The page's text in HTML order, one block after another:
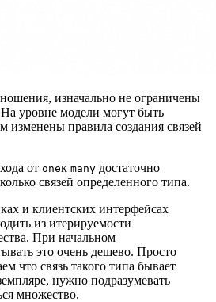
изначально не ограничены
уровне модели могут быть
изменены правила создания связей
от oneк many достаточно
связей определенного типа.
и клиентских интерфейсах
из итерируемости
При начальном
это очень дешево. Просто
что связь такого типа бывает
нужно подразумевать
множество.